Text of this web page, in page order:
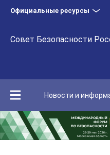
Официальные ресурсы
Совет Безопасности
Новости и